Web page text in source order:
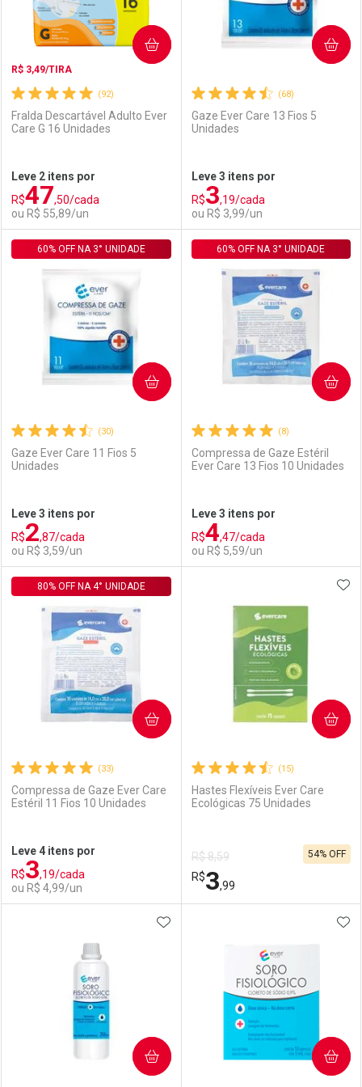
Comprar sem Desconto
Por R$ 2,87/cada
Comprar sem Desconto
Por R$ 2,87/cada
Comprar sem Desconto
Por R$ 79,11/cada
Comprar sem Desconto
Por R$ 79,11/cada
(92)
R$ 3,49/TIRA
Fralda Descartável Adulto Ever
Care G 16 Unidades
Leve 2 itens por
R$47,50/cada
ou R$ 55,89/un
COMPRAR
FECHAR
Laboratório
Comprar sem Desconto
Por R$ 55,89/cada
FECHAR
Por Menos
Comprar sem Desconto
Por R$ 55,89/cada
(68)
Gaze Ever Care 13 Fios 5
Unidades
Leve 3 itens por
R$3,19/cada
ou R$ 3,99/un
COMPRAR
Laboratório
Comprar sem Desconto
Por R$ 3,99/cada
Por Menos
Comprar sem Desconto
Por R$ 3,99/cada
(30)
Gaze Ever Care 11 Fios 5
Unidades
60% OFF NA 3° UNIDADE
Leve 3 itens por
R$2,87/cada
ou R$ 3,59/un
COMPRAR
Laboratório
Comprar sem Desconto
Por R$ 3,59/cada
Por Menos
Comprar sem Desconto
Por R$ 3,59/cada
(8)
Compressa de Gaze Estéril
Ever Care 13 Fios 10 Unidades
60% OFF NA 3° UNIDADE
Leve 3 itens por
R$4,47/cada
ou R$ 5,59/un
COMPRAR
Laboratório
Comprar sem Desconto
Por R$ 5,59/cada
Por Menos
Comprar sem Desconto
Por R$ 5,59/cada
(33)
Compressa de Gaze Ever Care
Estéril 11 Fios 10 Unidades
80% OFF NA 4° UNIDADE
Leve 4 itens por
R$3,19/cada
ou R$ 4,99/un
COMPRAR
Laboratório
Por Menos
(15)
Hastes Flexíveis Ever Care
Ecológicas 75 Unidades
R$ 8,59
R$3,99
54% OFF
COMPRAR
Laboratório
Por Menos
ADICIONAR AOS FAVORITOS
COMPRAR COMPRAR